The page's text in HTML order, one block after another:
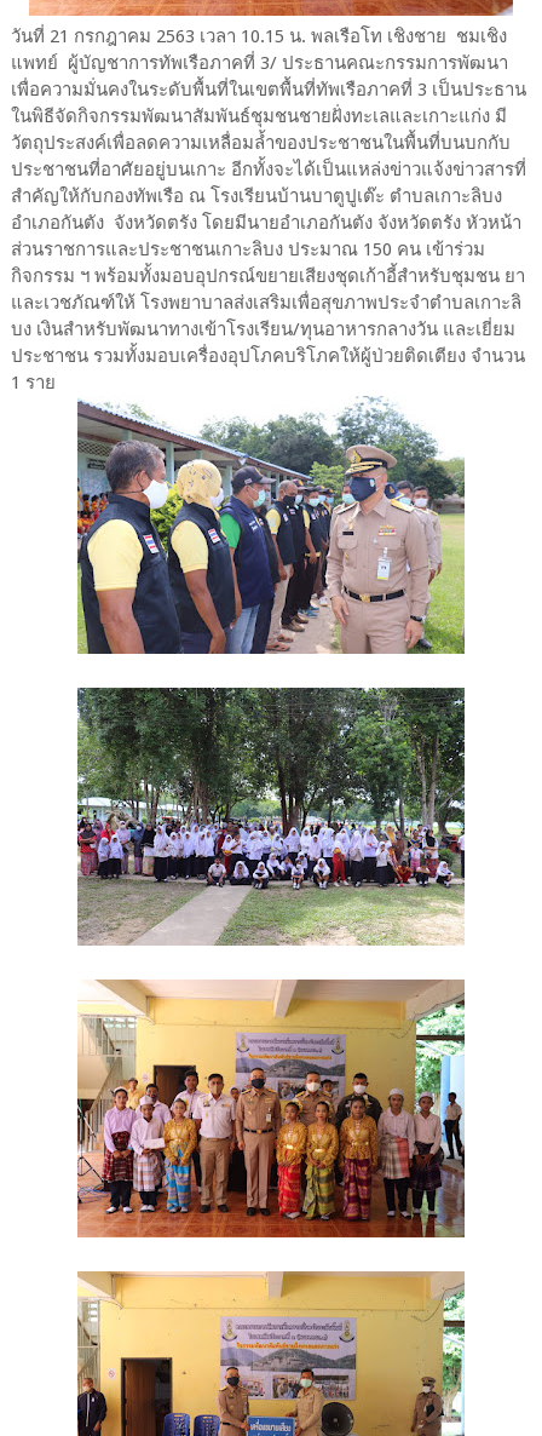
วันที่ 21 กรกฎาคม 2563 เวลา 10.15 น. พลเรือโท เชิงชาย ชมเชิง
แพทย์ ผู้บัญชาการทัพเรือภาคที่ 3/ ประธานคณะกรรมการพัฒนา
เพื่อความมั่นคงในระดับพื้นที่ในเขตพื้นที่ทัพเรือภาคที่ 3 เป็นประธาน
ในพิธีจัดกิจกรรมพัฒนาสัมพันธ์ชุมชนชายฝั่งทะเลและเกาะแก่ง มี
วัตถุประสงค์เพื่อลดความเหลื่อมล้ำของประชาชนในพื้นที่บนบกกับ
ประชาชนที่อาศัยอยู่บนเกาะ อีกทั้งจะได้เป็นแหล่งข่าวแจ้งข่าวสารที่
สำคัญให้กับกองทัพเรือ ณ โรงเรียนบ้านบาตูปูเต๊ะ ตำบลเกาะลิบง
อำเภอกันตัง จังหวัดตรัง โดยมีนายอำเภอกันตัง จังหวัดตรัง หัวหน้า
ส่วนราชการและประชาชนเกาะลิบง ประมาณ 150 คน เข้าร่วม
กิจกรรม ฯ พร้อมทั้งมอบอุปกรณ์ขยายเสียงชุดเก้าอี้สำหรับชุมชน ยา
และเวชภัณฑ์ให้ โรงพยาบาลส่งเสริมเพื่อสุขภาพประจำตำบลเกาะลิ
บง เงินสำหรับพัฒนาทางเข้าโรงเรียน/ทุนอาหารกลางวัน และเยี่ยม
ประชาชน รวมทั้งมอบเครื่องอุปโภคบริโภคให้ผู้ป่วยติดเตียง จำนวน
1 ราย